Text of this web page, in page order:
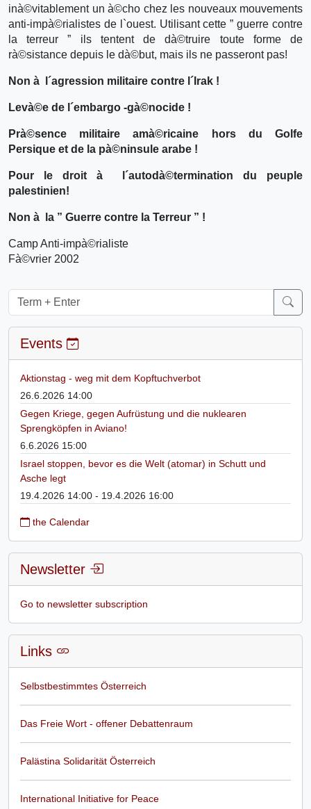
inà©vitablement un à©cho chez les nouveaux mouvements
anti-impà©rialistes de l`ouest. Utilisant cette ” guerre contre
la terreur ” ils tentent de dà©truire toute forme de
rà©sistance depuis le dà©but, mais ils ne passeront pas!
Non à l´agression militaire contre l´Irak !
Levà©e de l´embargo -gà©nocide !
Prà©sence militaire amà©ricaine hors du Golfe
Persique et de la pà©ninsule arabe !
Pour le droit à l´autodà©termination du peuple
palestinien!
Non à la ” Guerre contre la Terreur ” !
Camp Anti-impà©rialiste
Fà©vrier 2002
Events
Aktionstag - weg mit dem Kopftuchverbot
26.6.2026 14:00
Gegen Kriege, gegen Aufrüstung und die nuklearen
Sprengköpfen in Aviano!
6.6.2026 15:00
Israel stoppen, bevor es die Welt (atomar) in Schutt und
Asche legt
19.4.2026 14:00 - 19.4.2026 16:00
the Calendar
Newsletter
Go to newsletter subscription
Links
Selbstbestimmtes Österreich
Das Freie Wort - offener Debattenraum
Palästina Solidarität Österreich
International Initiative for Peace